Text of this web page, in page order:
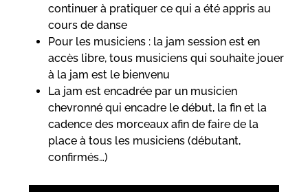
continuer à pratiquer ce qui a été appris au
cours de danse
Pour les musiciens : la jam session est en
accès libre, tous musiciens qui souhaite jouer
à la jam est le bienvenu
La jam est encadrée par un musicien
chevronné qui encadre le début, la fin et la
cadence des morceaux afin de faire de la
place à tous les musiciens (débutant,
confirmés…)